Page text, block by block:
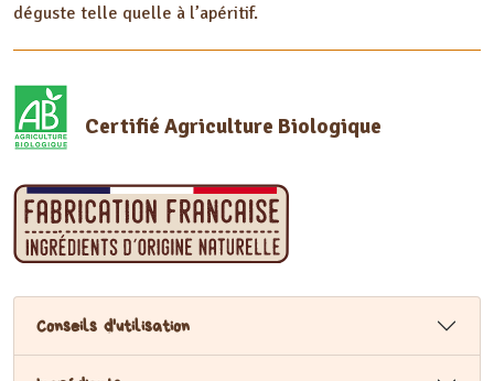
salée
déguste telle quelle à l’apéritif.
Certifié Agriculture Biologique
Conseils d'utilisation